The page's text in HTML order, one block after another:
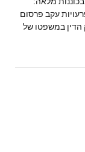
עקב פרסום
במשפטו של